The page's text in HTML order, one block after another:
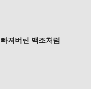
져버린 백조처럼